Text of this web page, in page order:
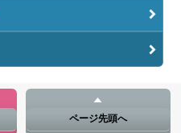
ページ先頭へ